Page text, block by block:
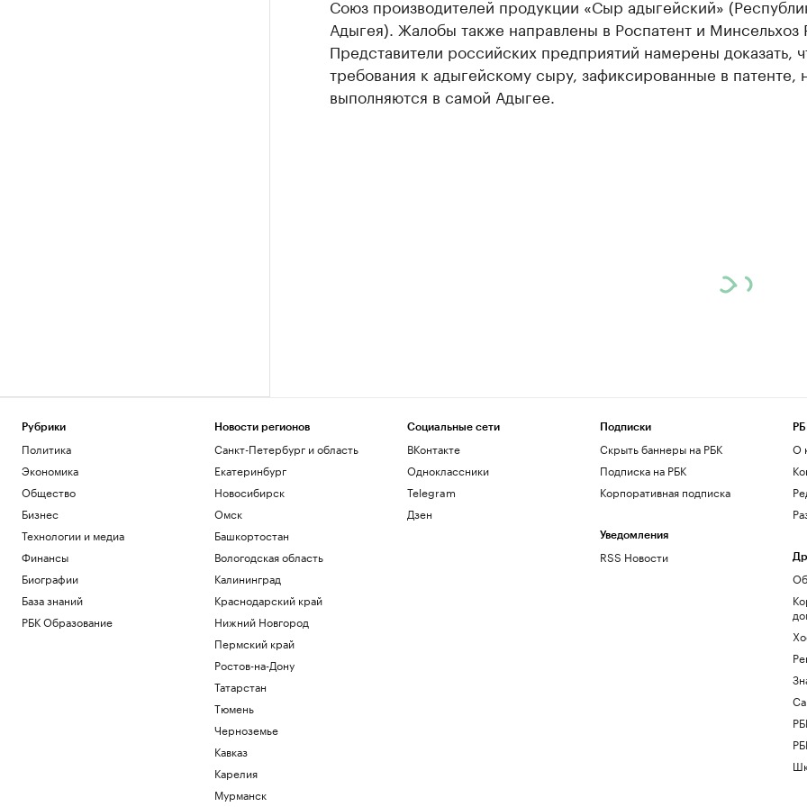
Союз производителей продукции «Сыр адыгейский»
Адыгея). Жалобы также направлены в Роспатент и Минсельхоз
Представители российских предприятий намерены доказать,
требования к адыгейскому сыру, зафиксированные в патенте,
выполняются в самой Адыгее.
Рубрики
Политика
Экономика
Общество
Бизнес
Технологии и медиа
Финансы
Биографии
База знаний
РБК Образование
Новости регионов
Санкт-Петербург и область
Екатеринбург
Новосибирск
Омск
Башкортостан
Вологодская область
Калининград
Краснодарский край
Нижний Новгород
Пермский край
Ростов-на-Дону
Татарстан
Тюмень
Черноземье
Кавказ
Карелия
Мурманск
Социальные сети
ВКонтакте
Одноклассники
Telegram
Дзен
Подписки
Скрыть баннеры на РБК
Подписка на РБК
Корпоративная подписка
Уведомления
RSS Новости
О